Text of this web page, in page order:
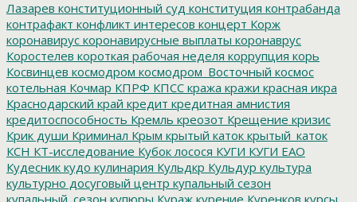
Лазарев конституционный суд конституция контрабанда
контрафакт конфликт интересов концерт Корж
коронавирус коронавирусные выплаты коронаврус
Коростелев короткая рабочая неделя коррупция корь
Косвинцев космодром космодром_Восточный космос
котельная Кочмар КПРФ КПСС кража кражи красная икра
Краснодарский край кредит кредитная амнистия
кредитоспособность Кремль креозот Крещение кризис
Крик души Криминал Крым крытый каток крытый_каток
КСН КТ-исследование Кубок лосося КУГИ КУГИ ЕАО
Кудесник кудо кулинария Кульдкр Кульдур культура
культурно досуговый центр купальный сезон
купальный_сезон купюры Кураж курение Куренков курсы